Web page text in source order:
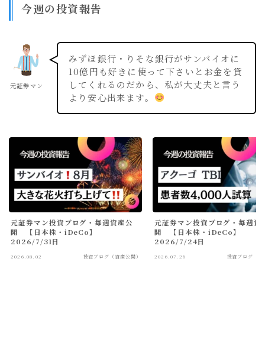
今週の投資報告
元証券マン
みずほ銀行・りそな銀行がサンバイオに
10億円も好きに使って下さいとお金を貸
してくれるのだから、私が大丈夫と言う
より安心出来ます。
元証券マン投資ブログ・毎週資産公
開 【日本株・iDeCo】
2026/7/31日
2026.08.02 投資ブログ（資産公開）
元証券マン投資ブログ・毎週資
開 【日本株・iDeCo】
2026/7/24日
2026.07.26 投資ブログ（